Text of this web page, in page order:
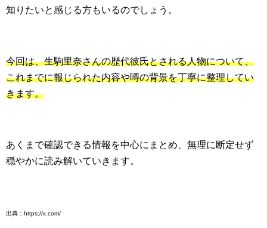
知りたいと感じる方もいるのでしょう。
今回は、生駒里奈さんの歴代彼氏とされる人物について、
これまでに報じられた内容や噂の背景を丁寧に整理してい
きます。
あくまで確認できる情報を中心にまとめ、無理に断定せず
穏やかに読み解いていきます。
出典：https://x.com/